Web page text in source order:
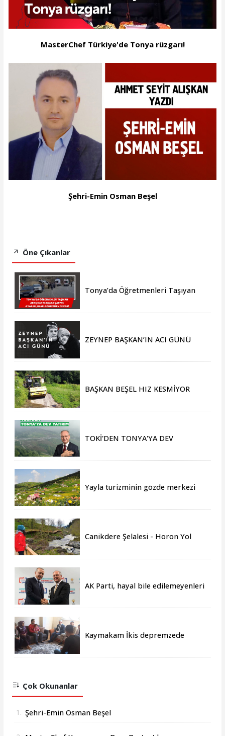
MasterChef Türkiye'de Tonya rüzgarı!
Şehri-Emin Osman Beşel
Öne Çıkanlar
Tonya’da Öğretmenleri Taşıyan
ZEYNEP BAŞKAN’IN ACI GÜNÜ
BAŞKAN BEŞEL HIZ KESMİYOR
TOKİ'DEN TONYA'YA DEV
Yayla turizminin gözde merkezi
Canikdere Şelalesi - Horon Yol
AK Parti, hayal bile edilemeyenleri
Kaymakam İkis depremzede
Çok Okunanlar
1. Şehri-Emin Osman Beşel